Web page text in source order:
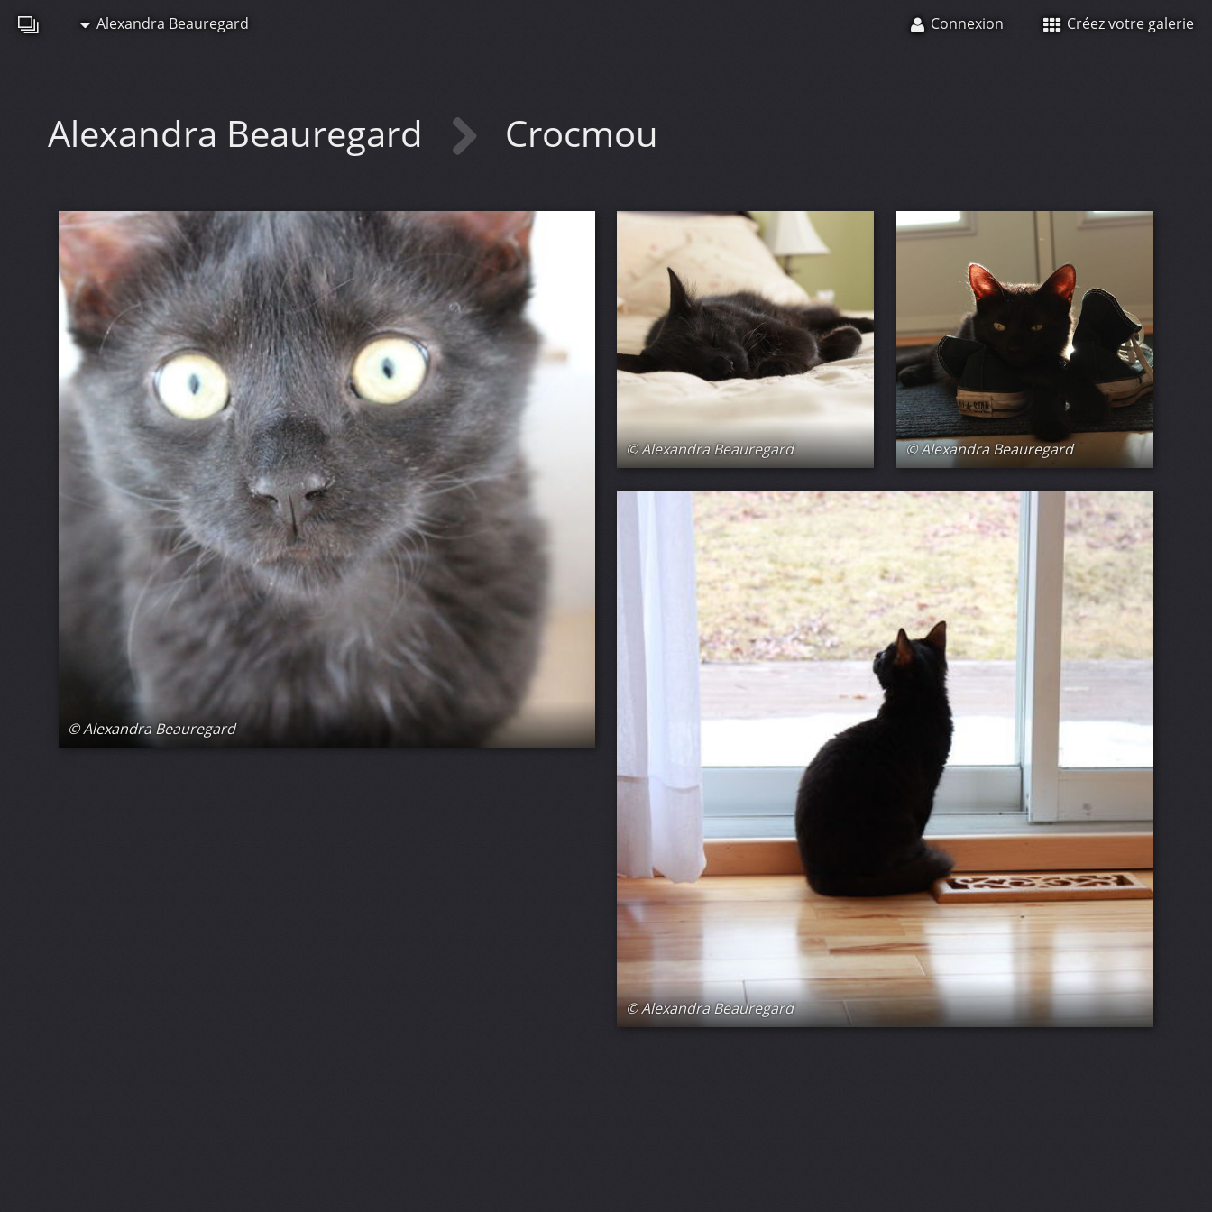
Alexandra Beauregard Connexion Créez votre galerie
Alexandra Beauregard Crocmou
© Alexandra Beauregard
© Alexandra Beauregard © Alexandra Beauregard
© Alexandra Beauregard